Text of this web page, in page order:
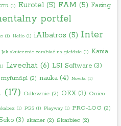
(1) Eurotel(5) FAM (5) Fasing
portfel
(1) Helio(1) iAlbatros (5) Inter
Jak skutecznie zarabiać na giełdzie(1) Kania
Livechat(6) LSI Software(3)
myfund.pl(2) nauka(4) Novita(1)
(17) Odlewnie(2) OEX(3) Onico
(1) PGS(1) Playway(1) PRO-LOG (2)
Seko(3) skaner(2) Skarbiec (2)